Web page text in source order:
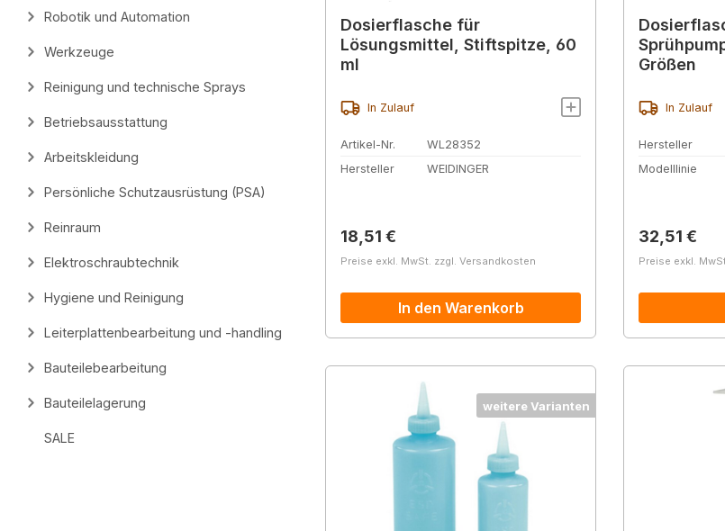
Robotik und Automation
Werkzeuge
Reinigung und technische Sprays
Betriebsausstattung
Arbeitskleidung
Persönliche Schutzausrüstung (PSA)
Reinraum
Elektroschraubtechnik
Hygiene und Reinigung
Leiterplattenbearbeitung und -handling
Bauteilebearbeitung
Bauteilelagerung
SALE
Dosierflasche für
Lösungsmittel, Stiftspitze, 60
ml
In Zulauf
Artikel-Nr.
WL28352
Hersteller
WEIDINGER
Regulärer Preis:
18,51 €
Preise exkl. MwSt. zzgl. Versandkosten
In den Warenkorb
Größen
In Zulauf
Hersteller
Modelllinie
Regulärer
32,51 €
Preise exkl.
weitere Varianten